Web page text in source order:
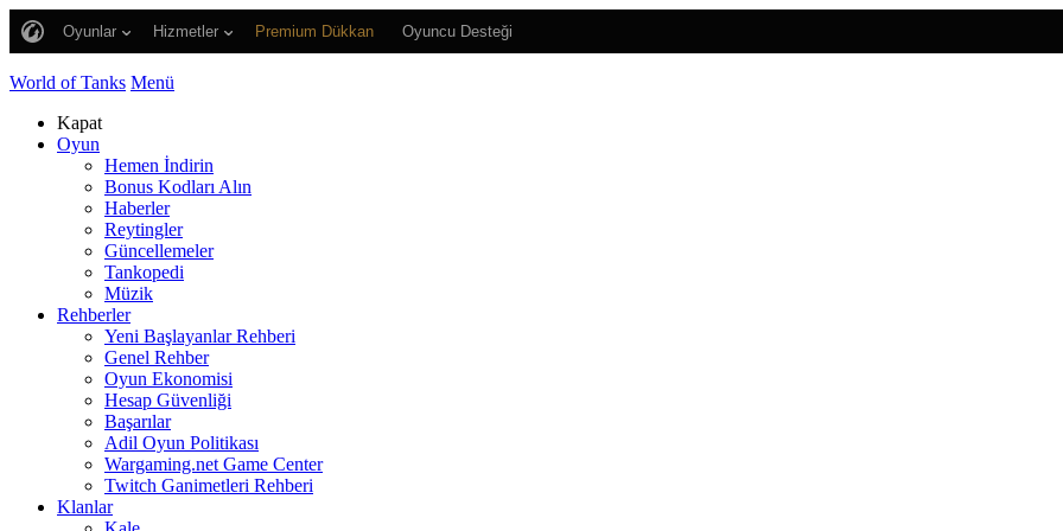
Oyunlar Hizmetler Premium Dükkan Oyuncu Desteği
World of Tanks Menü
Kapat
Oyun
Hemen İndirin
Bonus Kodları Alın
Haberler
Reytingler
Güncellemeler
Tankopedi
Müzik
Rehberler
Yeni Başlayanlar Rehberi
Genel Rehber
Oyun Ekonomisi
Hesap Güvenliği
Başarılar
Adil Oyun Politikası
Wargaming.net Game Center
Twitch Ganimetleri Rehberi
Klanlar